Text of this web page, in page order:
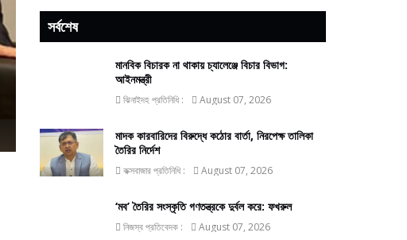
সর্বশেষ
মানবিক বিচারক না থাকায় চ্যালেঞ্জে বিচার বিভাগ:
আইনমন্ত্রী
ঝিনাইদহ প্রতিনিধি : August 07, 2026
মাদক কারবারিদের বিরুদ্ধে কঠোর বার্তা, নিরপেক্ষ তালিকা
তৈরির নির্দেশ
কক্সবাজার প্রতিনিধি : August 07, 2026
‘মব’ তৈরির সংস্কৃতি গণতন্ত্রকে দুর্বল করে: ফখরুল
নিজস্ব প্রতিবেদক : August 07, 2026